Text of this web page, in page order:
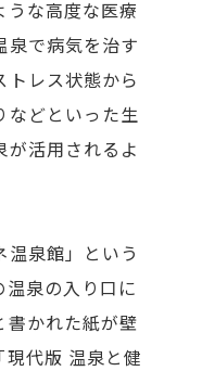
な高度な医療
泉で病気を治す
トレス状態から
などといった生
活用されるよ
泉館」という
泉の入り口に
書かれた紙が壁
代版 温泉と健